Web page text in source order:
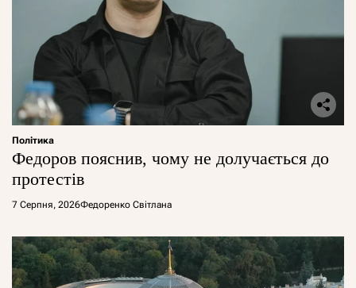
Політика
Федоров пояснив, чому не долучається до
протестів
7 Серпня, 2026Федоренко Світлана